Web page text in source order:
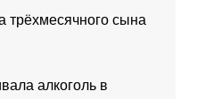
трёхмесячного сына
алкоголь в